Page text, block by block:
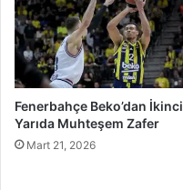
Fenerbahçe Beko’dan İkinci
Yarıda Muhteşem Zafer
Mart 21, 2026